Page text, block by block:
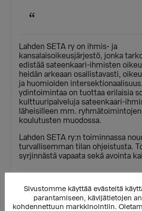
Lahden SETA ry on ihmis- ja
kansalaisoikeusjärjestö, jonka
edistää sateenkaari-ihmisten
heidän arkeaan osallistavasti,
ja huomioiden
ydintoimintaa on tuottaa erilaisia
kulttuuripalveluja sateenkaari-
läheisilleen mm.
koulutusten muodossa.
Lahden SETA ry:n toiminnassa
turvallisemman tilan ohjeistusta.
syrjinnästä vapaata sekä avointa
Verkkosivusto
Sivustomme käyttää evästeitä
parantamiseen, kävijätietojen
kohdennettuun markkinointiin.